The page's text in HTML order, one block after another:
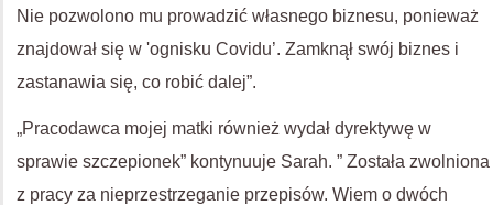
Nie pozwolono mu prowadzić własnego biznesu, ponieważ
znajdował się w 'ognisku Covidu’. Zamknął swój biznes i
zastanawia się, co robić dalej”.
„Pracodawca mojej matki również wydał dyrektywę w
sprawie szczepionek” kontynuuje Sarah. ” Została zwolniona
z pracy za nieprzestrzeganie przepisów. Wiem o dwóch